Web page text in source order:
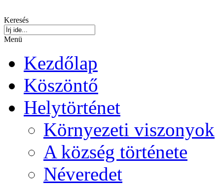
Keresés
Menü
Kezdőlap
Köszöntő
Helytörténet
Környezeti viszonyok
A község története
Néveredet